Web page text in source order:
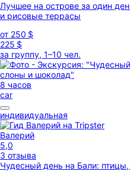
Лучшее на острове за один
и рисовые террасы
от 250 $
225 $
за группу, 1–10 чел.
8 часов
car
индивидуальная
Валерий
5,0
3 отзыва
Чудесный день на Бали: